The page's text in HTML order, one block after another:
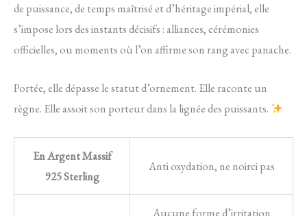
de puissance, de temps maîtrisé et d’héritage impérial, elle
s’impose lors des instants décisifs : alliances, cérémonies
officielles, ou moments où l’on affirme son rang avec panache.
Portée, elle dépasse le statut d’ornement. Elle raconte un
règne. Elle assoit son porteur dans la lignée des puissants.
En Argent Massif
925 Sterling
Anti oxydation, ne noirci pas
Aucune forme d’irritation